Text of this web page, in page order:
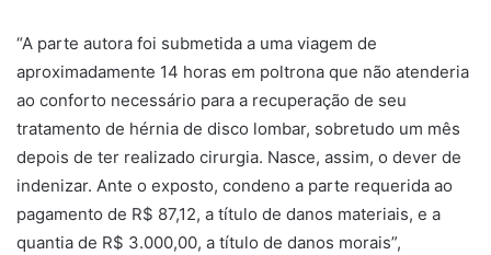
“A parte autora foi submetida a uma viagem de
aproximadamente 14 horas em poltrona que não atenderia
ao conforto necessário para a recuperação de seu
tratamento de hérnia de disco lombar, sobretudo um mês
depois de ter realizado cirurgia. Nasce, assim, o dever de
indenizar. Ante o exposto, condeno a parte requerida ao
pagamento de R$ 87,12, a título de danos materiais, e a
quantia de R$ 3.000,00, a título de danos morais”,